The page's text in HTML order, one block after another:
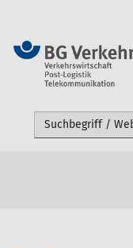
Webseite durchsuchen